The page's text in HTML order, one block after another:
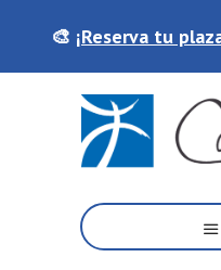
principal
🎨 ¡Reserva tu
academia
de